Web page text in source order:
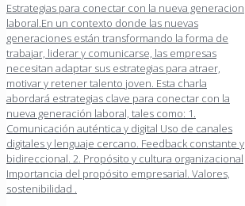
Estrategias para conectar con la nueva generacion
laboral.En un contexto donde las nuevas
generaciones están transformando la forma de
trabajar, liderar y comunicarse, las empresas
necesitan adaptar sus estrategias para atraer,
motivar y retener talento joven. Esta charla
abordará estrategias clave para conectar con la
nueva generación laboral, tales como: 1.
Comunicación auténtica y digital Uso de canales
digitales y lenguaje cercano. Feedback constante y
bidireccional. 2. Propósito y cultura organizacional
Importancia del propósito empresarial. Valores,
sostenibilidad .